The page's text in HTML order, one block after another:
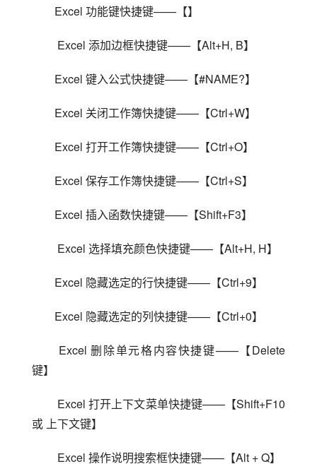
Excel 功能键快捷键——【】
Excel 添加边框快捷键——【Alt+H, B】
Excel 键入公式快捷键——【#NAME?】
Excel 关闭工作簿快捷键——【Ctrl+W】
Excel 打开工作簿快捷键——【Ctrl+O】
Excel 保存工作簿快捷键——【Ctrl+S】
Excel 插入函数快捷键——【Shift+F3】
Excel 选择填充颜色快捷键——【Alt+H, H】
Excel 隐藏选定的行快捷键——【Ctrl+9】
Excel 隐藏选定的列快捷键——【Ctrl+0】
键】
或 上下文键】
Excel 操作说明搜索框快捷键——【Alt + Q】